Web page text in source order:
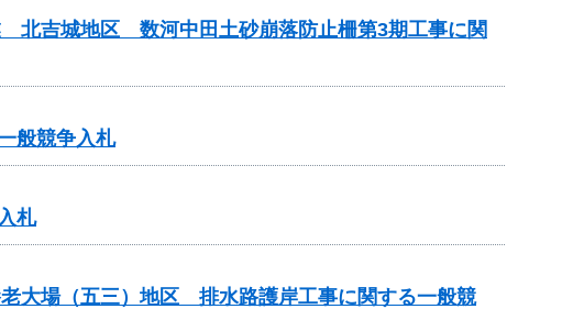
北吉城地区 数河中田土砂崩落防止柵第3期工事に関
般競争入札
札
大場（五三）地区 排水路護岸工事に関する一般競